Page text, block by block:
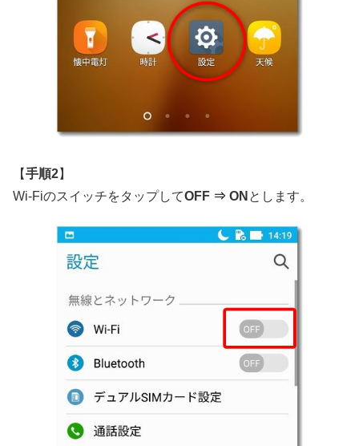
【手順2】
Wi-FiのスイッチをタップしてOFF ⇒ ON とします。